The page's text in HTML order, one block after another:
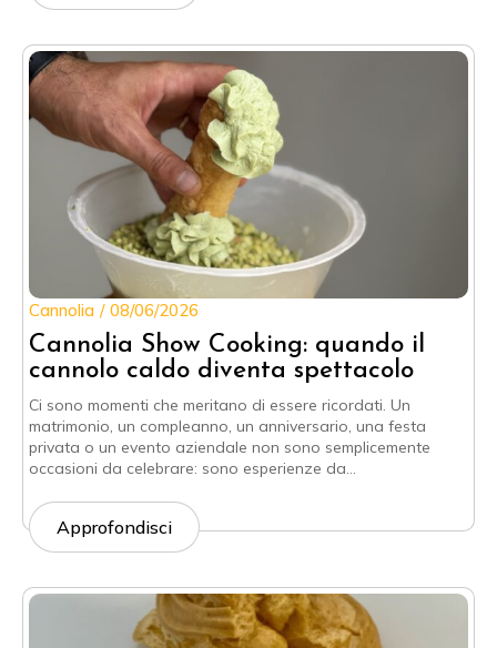
Cannolia Show Cooking: quando il
cannolo caldo diventa spettacolo
Cannolia 08/06/2026
Ci sono momenti che meritano di essere ricordati. Un
matrimonio, un compleanno, un anniversario, una festa
privata o un evento aziendale non sono semplicemente
occasioni da celebrare: sono esperienze da…
Approfondisci